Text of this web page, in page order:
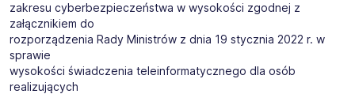
zakresu cyberbezpieczeństwa w wysokości zgodnej z
załącznikiem do
rozporządzenia Rady Ministrów z dnia 19 stycznia 2022 r. w
sprawie
wysokości świadczenia teleinformatycznego dla osób
realizujących